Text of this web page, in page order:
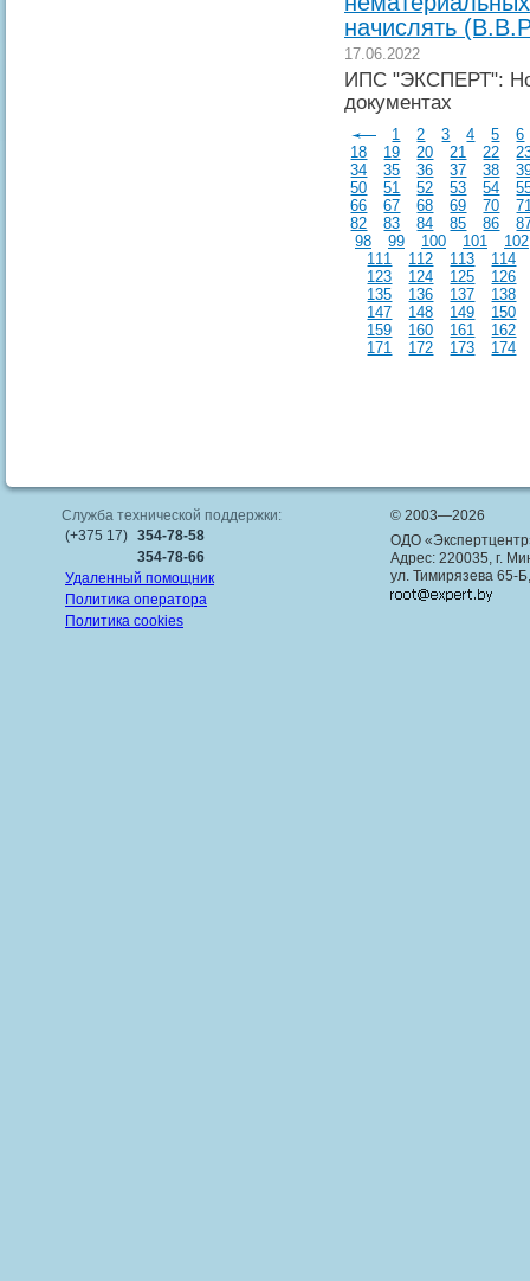
начислять
17.06.2022
ИПС "ЭКСПЕРТ":
документах
1 2 3 4 5
6
18
19 20 21 22
34
35 36 37 38
50
51 52 53 54
66
67 68 69 70
82
83 84 85 86
98
99 100 101
102
111
112 113
114
123
124 125
126
135
136 137
138
147
148 149
150
159
160 161
162
171
172 173 174
Служба технической поддержки:
(+375 17) 354-78-58
354-78-66
Удаленный помощник
Политика оператора
Политика cookies
© 2003—2026
ОДО
Адрес: 220035, г.
ул. Тимирязева 65-